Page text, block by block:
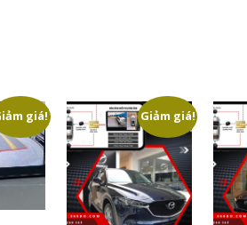
giá! Giảm giá!